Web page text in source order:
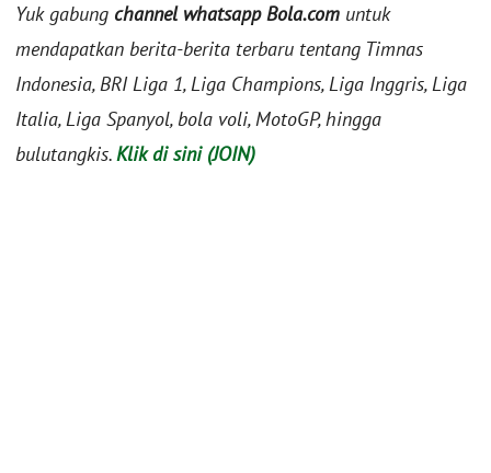
Yuk gabung channel whatsapp Bola.com untuk
mendapatkan berita-berita terbaru tentang Timnas
Indonesia, BRI Liga 1, Liga Champions, Liga Inggris, Liga
Italia, Liga Spanyol, bola voli, MotoGP, hingga
bulutangkis.Klik di sini (JOIN)